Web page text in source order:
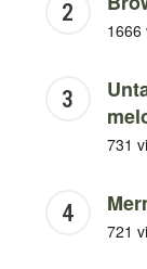
1666
731
721